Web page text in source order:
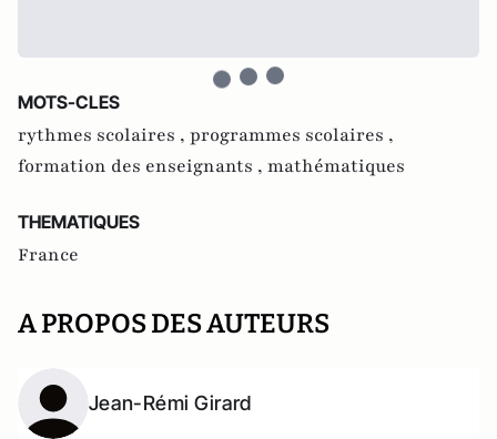
MOTS-CLES
rythmes scolaires , programmes scolaires ,
formation des enseignants , mathématiques
THEMATIQUES
France
A PROPOS DES AUTEURS
Jean-Rémi Girard